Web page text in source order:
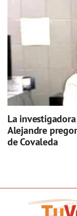
La
Alejandre
de Covaleda